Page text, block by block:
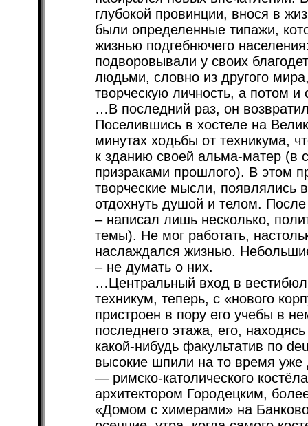
глубокой провинции, внося в
были определенные типажи,
жизнью подгебнючего
подворовывали у своих
людьми, словно из другого
творческую личность, а потом и
…В последний раз, он
Поселившись в хостеле на
минутах ходьбы от техникума,
к зданию своей альма-матер (в
призраками прошлого). В этом
творческие мысли, появлялись
отдохнуть душой и телом.
– написал лишь несколько,
темы). Не мог работать,
наслаждался жизнью.
– не думать о них.
…Центральный вход в
техникум, теперь, с «нового
пристроен в пору его учебы в
последнего этажа, его,
какой-нибудь факультатив по
высокие шпили на то время
— римско-католического
архитектором Городецким,
«Домом с химерами» на